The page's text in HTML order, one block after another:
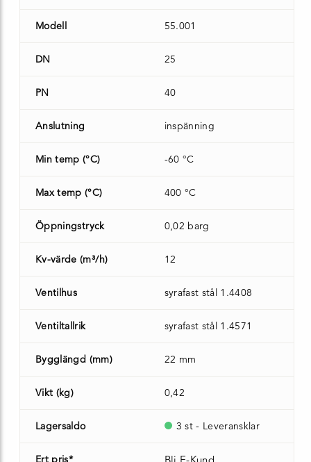
Modell 55.001
DN 25
PN 40
Anslutning inspänning
Min temp (°C) -60 °C
Max temp (°C) 400 °C
Öppningstryck 0,02 barg
Kv-värde (m³/h) 12
Ventilhus syrafast stål 1.4408
Ventiltallrik syrafast stål 1.4571
Bygglängd (mm) 22 mm
Vikt (kg) 0,42
Lagersaldo 3 st - Leveransklar
Ert pris*